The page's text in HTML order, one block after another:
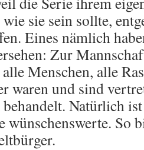
sie sein sollte,
Eines nämlich
Zur
Menschen, alle
waren und sind
Natürlich
wünschenswerte. So